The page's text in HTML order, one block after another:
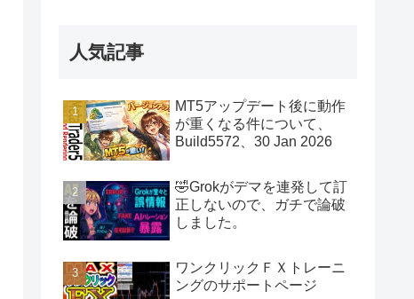
人気記事
MT5アップデート後に動作
が重くなる件について、
Build5572、30 Jan 2026
🤣Grokがデマを連発して訂
正しないので、ガチで論破
しました。
ワンクリックＦＸトレーニ
ングのサポートページ